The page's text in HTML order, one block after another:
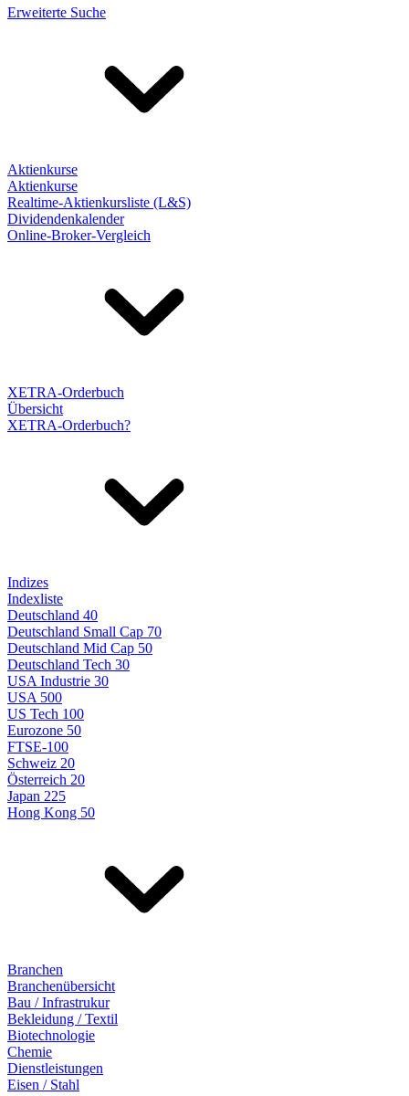
Erweiterte Suche
Aktienkurse
Aktienkurse
Realtime-Aktienkursliste (L&S)
Dividendenkalender
Online-Broker-Vergleich
XETRA-Orderbuch
Übersicht
XETRA-Orderbuch?
Indizes
Indexliste
Deutschland 40
Deutschland Small Cap 70
Deutschland Mid Cap 50
Deutschland Tech 30
USA Industrie 30
USA 500
US Tech 100
Eurozone 50
FTSE-100
Schweiz 20
Österreich 20
Japan 225
Hong Kong 50
Branchen
Branchenübersicht
Bau / Infrastrukur
Bekleidung / Textil
Biotechnologie
Chemie
Dienstleistungen
Eisen / Stahl